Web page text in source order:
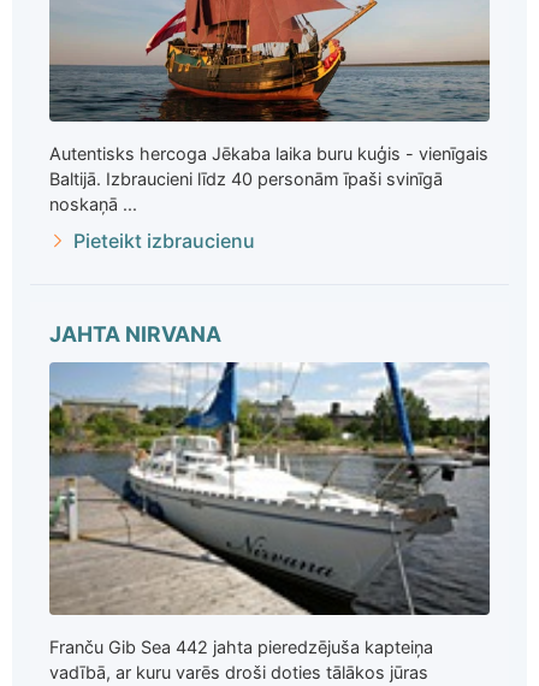
Autentisks hercoga Jēkaba laika buru kuģis - vienīgais
Baltijā. Izbraucieni līdz 40 personām īpaši svinīgā
noskaņā ...
Pieteikt izbraucienu
JAHTA NIRVANA
Franču Gib Sea 442 jahta pieredzējuša kapteiņa
vadībā, ar kuru varēs droši doties tālākos jūras